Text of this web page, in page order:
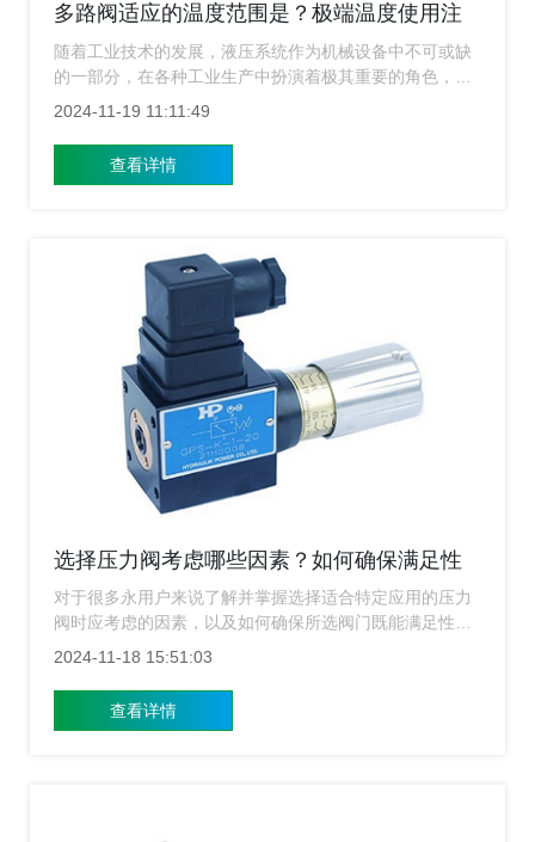
多路阀适应的温度范围是？极端温度使用注
意事项？
随着工业技术的发展，液压系统作为机械设备中不可或缺
的一部分，在各种工业生产中扮演着极其重要的角色，而
作为液压系统中的关键部件之一，多路阀的作用尤为重
保整个系统的稳定运行，然而不同的工作环境对多路阀的
要求也各不相同，尤其是在温度方面，上海多路阀生产厂
2024-11-19 11:11:49
查看详情
选择压力阀考虑哪些因素？如何确保满足性
能和安全要求？
对于很多永用户来说了解并掌握选择适合特定应用的压力
阀时应考虑的因素，以及如何确保所选阀门既能满足性能
要求又能保证安全可靠，是极为重要的，上海涌镇液压介
2024-11-18 15:51:03
查看详情